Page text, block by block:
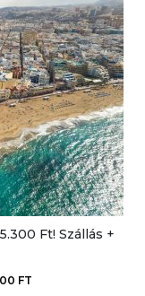
Ft! Szállás +
FT